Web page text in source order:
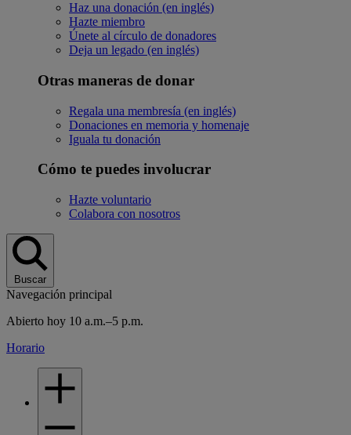
Haz una donación (en inglés)
Hazte miembro
Únete al círculo de donadores
Deja un legado (en inglés)
Otras maneras de donar
Regala una membresía (en inglés)
Donaciones en memoria y homenaje
Iguala tu donación
Cómo te puedes involucrar
Hazte voluntario
Colabora con nosotros
Buscar
Navegación principal
Abierto hoy 10 a.m.–5 p.m.
Horario